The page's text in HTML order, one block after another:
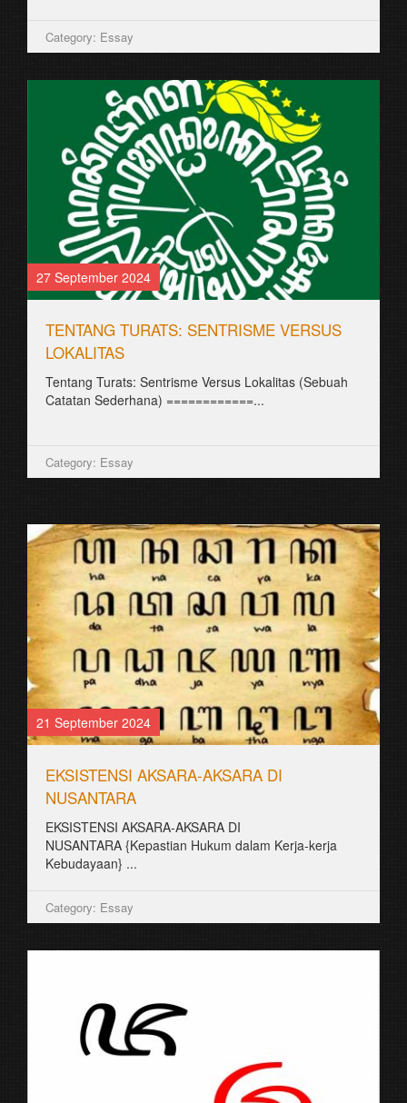
Category: Essay
27 September 2024
TENTANG TURATS: SENTRISME VERSUS
LOKALITAS
Tentang Turats: Sentrisme Versus Lokalitas (Sebuah
Catatan Sederhana) ============...
Category: Essay
21 September 2024
EKSISTENSI AKSARA-AKSARA DI
NUSANTARA
EKSISTENSI AKSARA-AKSARA DI
NUSANTARA {Kepastian Hukum dalam Kerja-kerja
Kebudayaan} ...
Category: Essay